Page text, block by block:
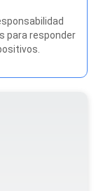
para responder